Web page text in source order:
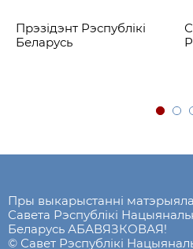
Прэзідэнт Рэспублікі
Беларусь
Пры выкарыстанні
Савета Рэспублікі
Беларусь АБАВЯЗКОВАЯ!
© Савет Рэспублікі